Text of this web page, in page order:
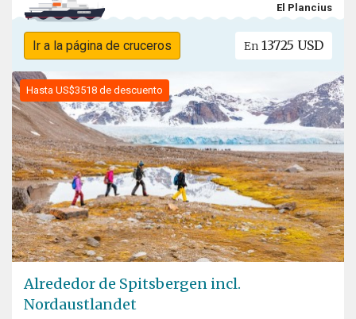
El Plancius
Ir a la página de cruceros En 13725 USD
Hasta US$3518 de descuento
Alrededor de Spitsbergen incl.
Nordaustlandet